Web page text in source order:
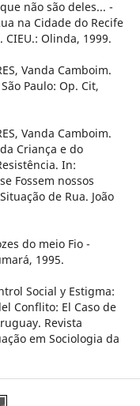
não são deles... -
na Cidade do Recife
Olinda, 1999.
Vanda Camboim.
Paulo: Op. Cit,
Vanda Camboim.
Criança e do
In:
Fossem nossos
de Rua. João
do meio Fio -
1995.
Social y Estigma:
Conflito: El Caso de
Revista
em Sociologia da